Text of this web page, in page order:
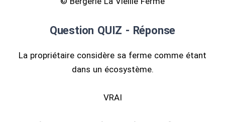
Question QUIZ - Réponse
La propriétaire considère sa ferme comme étant
dans un écosystème.
VRAI